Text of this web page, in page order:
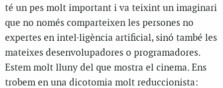
té un pes molt important i va teixint un imaginari
que no només comparteixen les persones no
expertes en intel·ligència artificial, sinó també les
mateixes desenvolupadores o programadores.
Estem molt lluny del que mostra el cinema. Ens
trobem en una dicotomia molt reduccionista: